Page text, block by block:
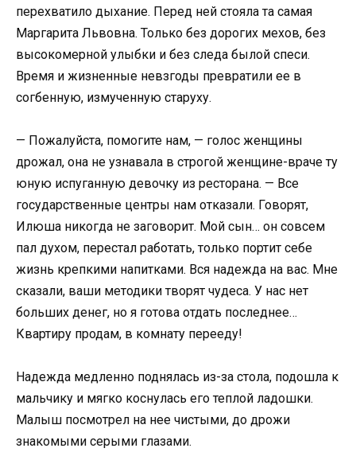
перехватило дыхание. Перед ней стояла та самая
Маргарита Львовна. Только без дорогих мехов, без
высокомерной улыбки и без следа былой спеси.
Время и жизненные невзгоды превратили ее в
согбенную, измученную старуху.
— Пожалуйста, помогите нам, — голос женщины
дрожал, она не узнавала в строгой женщине-враче ту
юную испуганную девочку из ресторана. — Все
государственные центры нам отказали. Говорят,
Илюша никогда не заговорит. Мой сын… он совсем
пал духом, перестал работать, только портит себе
жизнь крепкими напитками. Вся надежда на вас. Мне
сказали, ваши методики творят чудеса. У нас нет
больших денег, но я готова отдать последнее…
Квартиру продам, в комнату перееду!
Надежда медленно поднялась из-за стола, подошла к
мальчику и мягко коснулась его теплой ладошки.
Малыш посмотрел на нее чистыми, до дрожи
знакомыми серыми глазами.